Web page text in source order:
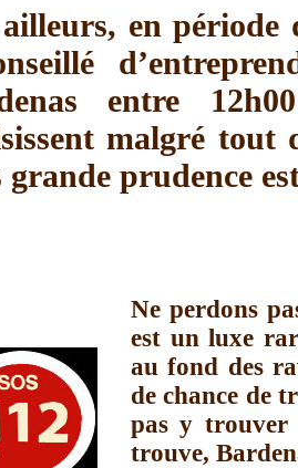
en période
entre
malgré
grande prudence
Ne perdons
est un luxe
au fond des
de chance de
pas y trouver
trouve,